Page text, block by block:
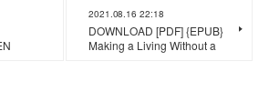
2021.08.16 22:18
DOWNLOAD [PDF] {EPUB}
Making a Living Without a